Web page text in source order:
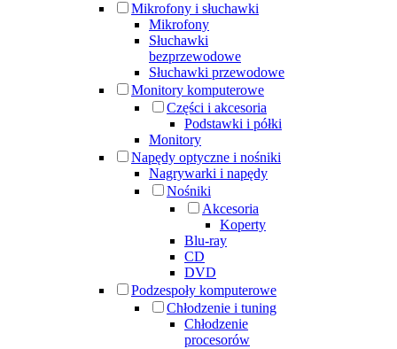
Mikrofony i słuchawki
Mikrofony
Słuchawki
bezprzewodowe
Słuchawki przewodowe
Monitory komputerowe
Części i akcesoria
Podstawki i półki
Monitory
Napędy optyczne i nośniki
Nagrywarki i napędy
Nośniki
Akcesoria
Koperty
Blu-ray
CD
DVD
Podzespoły komputerowe
Chłodzenie i tuning
Chłodzenie
procesorów